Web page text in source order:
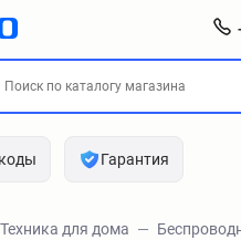
Гарантия
Техника для дома